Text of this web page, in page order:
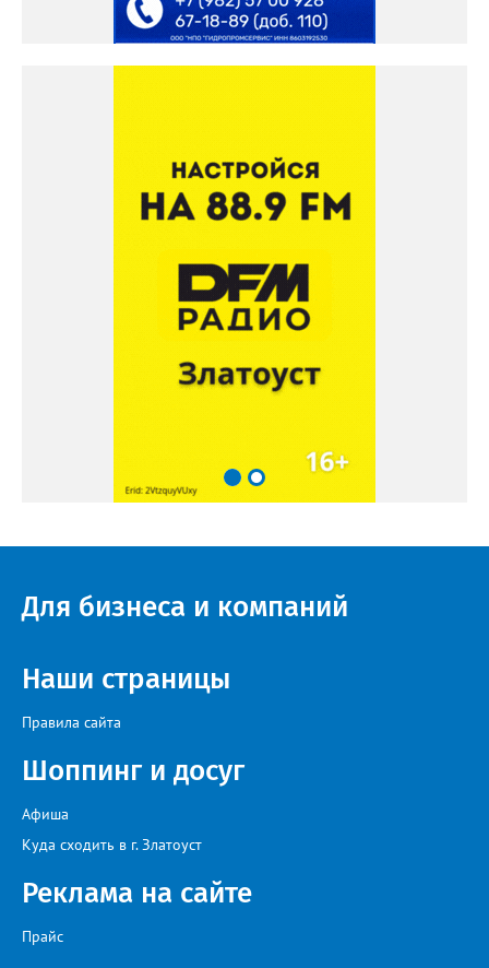
Для бизнеса и компаний
Наши страницы
Правила сайта
Шоппинг и досуг
Афиша
Куда сходить в г. Златоуст
Реклама на сайте
Прайс